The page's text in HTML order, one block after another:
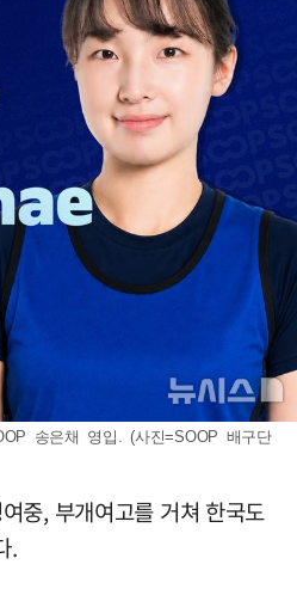
송은채 영입. (사진=SOOP 배구단
중, 부개여고를 거쳐 한국도
.